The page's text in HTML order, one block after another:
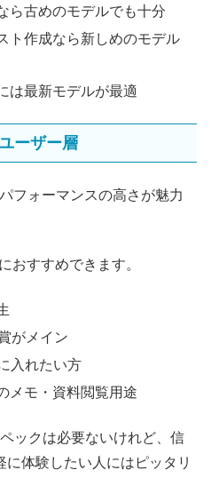
ら古めのモデルでも十分
ト作成なら新しめのモデル
は最新モデルが最適
ーザー層
フォーマンスの高さが魅力
おすすめできます。
がメイン
入れたい方
メモ・資料閲覧用途
ックは必要ないけれど、信
体験したい人にはピッタリ